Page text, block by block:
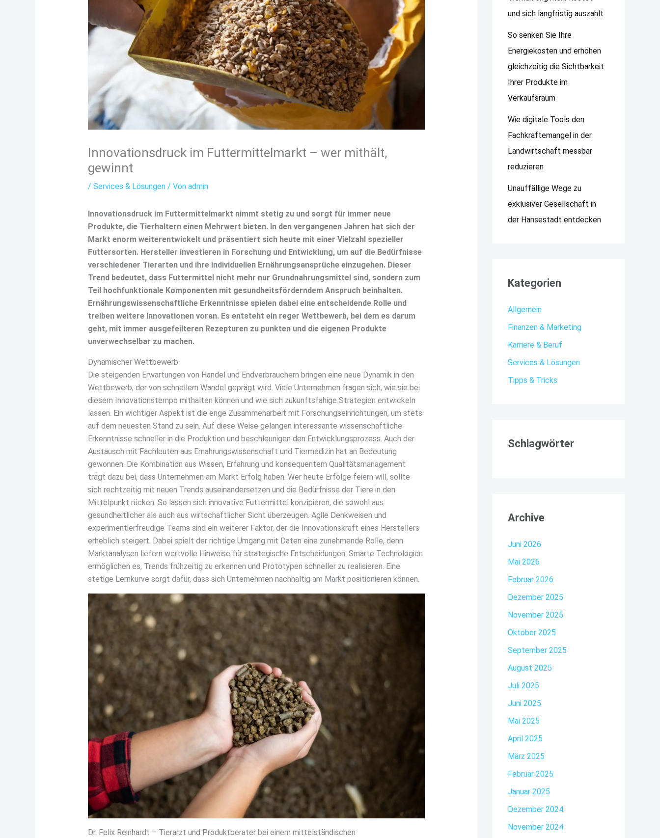
Innovationsdruck im Futtermittelmarkt – wer mithält,
gewinnt
/ Services & Lösungen/ Von admin
Innovationsdruck im Futtermittelmarkt nimmt stetig zu und sorgt für immer neue
Produkte, die Tierhaltern einen Mehrwert bieten. In den vergangenen Jahren hat sich der
Markt enorm weiterentwickelt und präsentiert sich heute mit einer Vielzahl spezieller
Futtersorten. Hersteller investieren in Forschung und Entwicklung, um auf die Bedürfnisse
verschiedener Tierarten und ihre individuellen Ernährungsansprüche einzugehen. Dieser
Trend bedeutet, dass Futtermittel nicht mehr nur Grundnahrungsmittel sind, sondern zum
Teil hochfunktionale Komponenten mit gesundheitsförderndem Anspruch beinhalten.
Ernährungswissenschaftliche Erkenntnisse spielen dabei eine entscheidende Rolle und
treiben weitere Innovationen voran. Es entsteht ein reger Wettbewerb, bei dem es darum
geht, mit immer ausgefeilteren Rezepturen zu punkten und die eigenen Produkte
unverwechselbar zu machen.
Dynamischer Wettbewerb
Die steigenden Erwartungen von Handel und Endverbrauchern bringen eine neue Dynamik in den
Wettbewerb, der von schnellem Wandel geprägt wird. Viele Unternehmen fragen sich, wie sie bei
diesem Innovationstempo mithalten können und wie sich zukunftsfähige Strategien entwickeln
lassen. Ein wichtiger Aspekt ist die enge Zusammenarbeit mit Forschungseinrichtungen, um stets
auf dem neuesten Stand zu sein. Auf diese Weise gelangen interessante wissenschaftliche
Erkenntnisse schneller in die Produktion und beschleunigen den Entwicklungsprozess. Auch der
Austausch mit Fachleuten aus Ernährungswissenschaft und Tiermedizin hat an Bedeutung
gewonnen. Die Kombination aus Wissen, Erfahrung und konsequentem Qualitätsmanagement
trägt dazu bei, dass Unternehmen am Markt Erfolg haben. Wer heute Erfolge feiern will, sollte
sich rechtzeitig mit neuen Trends auseinandersetzen und die Bedürfnisse der Tiere in den
Mittelpunkt rücken. So lassen sich innovative Futtermittel konzipieren, die sowohl aus
gesundheitlicher als auch aus wirtschaftlicher Sicht überzeugen. Agile Denkweisen und
experimentierfreudige Teams sind ein weiterer Faktor, der die Innovationskraft eines Herstellers
erheblich steigert. Dabei spielt der richtige Umgang mit Daten eine zunehmende Rolle, denn
Marktanalysen liefern wertvolle Hinweise für strategische Entscheidungen. Smarte Technologien
ermöglichen es, Trends frühzeitig zu erkennen und Prototypen schneller zu realisieren. Eine
stetige Lernkurve sorgt dafür, dass sich Unternehmen nachhaltig am Markt positionieren können.
Dr. Felix Reinhardt – Tierarzt und Produktberater bei einem mittelständischen
und sich langfristig auszahlt
So senken Sie Ihre
Energiekosten und erhöhen
gleichzeitig die Sichtbarkeit
Ihrer Produkte im
Verkaufsraum
Wie digitale Tools den
Fachkräftemangel in der
Landwirtschaft messbar
reduzieren
Unauffällige Wege zu
exklusiver Gesellschaft in
der Hansestadt entdecken
Kategorien
Allgemein
Finanzen & Marketing
Karriere & Beruf
Services & Lösungen
Tipps & Tricks
Schlagwörter
Archive
Juni 2026
Mai 2026
Februar 2026
Dezember 2025
November 2025
Oktober 2025
September 2025
August 2025
Juli 2025
Juni 2025
Mai 2025
April 2025
März 2025
Februar 2025
Januar 2025
Dezember 2024
November 2024